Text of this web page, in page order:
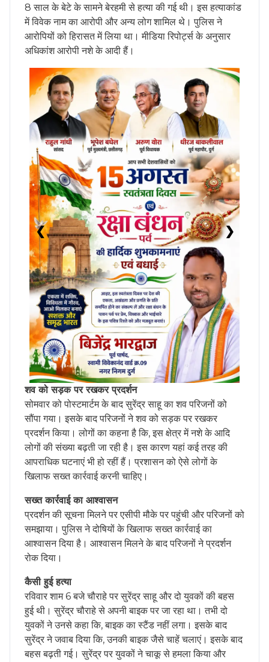
8 साल के बेटे के सामने बेरहमी से हत्या की गई थी। इस हत्याकांड
में विवेक नाम का आरोपी और अन्य लोग शामिल थे। पुलिस ने
आरोपियों को हिरासत में लिया था। मीडिया रिपोर्ट्स के अनुसार
अधिकांश आरोपी नशे के आदी हैं।
❮ ❯
शव को सड़क पर रखकर प्रदर्शन
सोमवार को पोस्टमार्टम के बाद सुरेंद्र साहू का शव परिजनों को
सौंपा गया। इसके बाद परिजनों ने शव को सड़क पर रखकर
प्रदर्शन किया। लोगों का कहना है कि, इस क्षेत्र में नशे के आदि
लोगों की संख्या बढ़ती जा रही है। इस कारण यहां कई तरह की
आपराधिक घटनाएं भी हो रहीं हैं। प्रशासन को ऐसे लोगों के
खिलाफ सख्त कार्रवाई करनी चाहिए।
सख्त कार्रवाई का आश्वासन
प्रदर्शन की सूचना मिलने पर एसीपी मौके पर पहुंची और परिजनों को
समझाया। पुलिस ने दोषियों के खिलाफ सख्त कार्रवाई का
आश्वासन दिया है। आश्वासन मिलने के बाद परिजनों ने प्रदर्शन
रोक दिया।
कैसी हुई हत्या
रविवार शाम 6 बजे चौराहे पर सुरेंद्र साहू और दो युवकों की बहस
हुई थी। सुरेंद्र चौराहे से अपनी बाइक पर जा रहा था। तभी दो
युवकों ने उनसे कहा कि, बाइक का स्टैंड नहीं लगा। इसके बाद
सुरेंद्र ने जवाब दिया कि, उनकी बाइक जैसे चाहें चलाएं। इसके बाद
बहस बढ़ती गई। सुरेंद्र पर युवकों ने चाकू से हमला किया और